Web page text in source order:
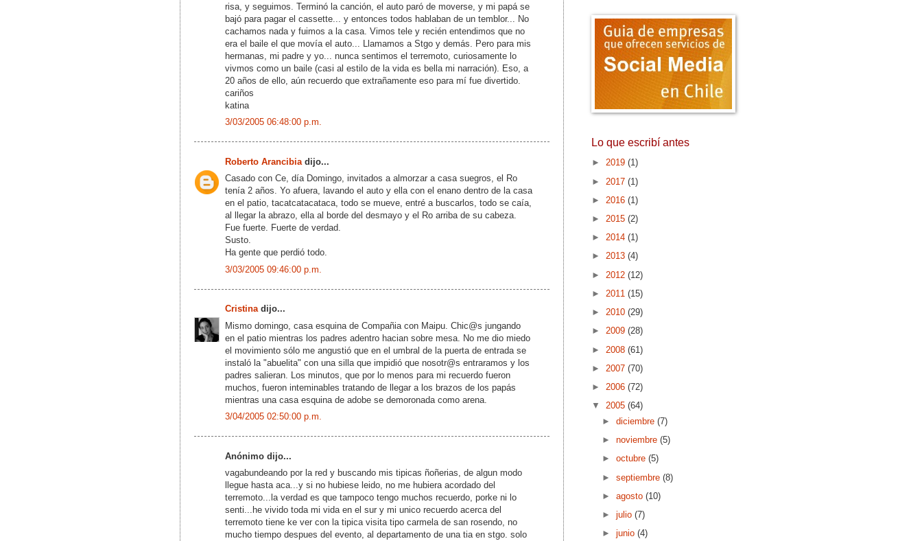
risa, y seguimos. Terminó la canción, el auto paró de moverse, y mi papá se
bajó para pagar el cassette... y entonces todos hablaban de un temblor... No
cachamos nada y fuimos a la casa. Vimos tele y recién entendimos que no
era el baile el que movía el auto... Llamamos a Stgo y demás. Pero para mis
hermanas, mi padre y yo... nunca sentimos el terremoto, curiosamente lo
vivmos como un baile (casi al estilo de la vida es bella mi narración). Eso, a
20 años de ello, aún recuerdo que extrañamente eso para mí fue divertido.
cariños
katina
3/03/2005 06:48:00 p.m.
Roberto Arancibia dijo...
Casado con Ce, día Domingo, invitados a almorzar a casa suegros, el Ro
tenía 2 años. Yo afuera, lavando el auto y ella con el enano dentro de la casa
en el patio, tacatcatacataca, todo se mueve, entré a buscarlos, todo se caía,
al llegar la abrazo, ella al borde del desmayo y el Ro arriba de su cabeza.
Fue fuerte. Fuerte de verdad.
Susto.
Ha gente que perdió todo.
3/03/2005 09:46:00 p.m.
Cristinadijo...
Mismo domingo, casa esquina de Compañia con Maipu. Chic@s jungando
en el patio mientras los padres adentro hacian sobre mesa. No me dio miedo
el movimiento sólo me angustió que en el umbral de la puerta de entrada se
instaló la "abuelita" con una silla que impidió que nosotr@s entraramos y los
padres salieran. Los minutos, que por lo menos para mi recuerdo fueron
muchos, fueron inteminables tratando de llegar a los brazos de los papás
mientras una casa esquina de adobe se demoronada como arena.
3/04/2005 02:50:00 p.m.
Anónimo dijo...
vagabundeando por la red y buscando mis tipicas ñoñerias, de algun modo
llegue hasta aca...y si no hubiese leido, no me hubiera acordado del
terremoto...la verdad es que tampoco tengo muchos recuerdo, porke ni lo
senti...he vivido toda mi vida en el sur y mi unico recuerdo acerca del
terremoto tiene ke ver con la tipica visita tipo carmela de san rosendo, no
mucho tiempo despues del evento, al departamento de una tia en stgo. solo
Lo que escribí antes
► 2019 (1)
► 2017 (1)
► 2016 (1)
► 2015 (2)
► 2014 (1)
► 2013 (4)
► 2012 (12)
► 2011 (15)
► 2010 (29)
► 2009 (28)
► 2008 (61)
► 2007 (70)
► 2006 (72)
▼ 2005 (64)
►diciembre(7)
►noviembre(5)
►octubre(5)
►septiembre(8)
►agosto(10)
►julio(7)
►junio(4)